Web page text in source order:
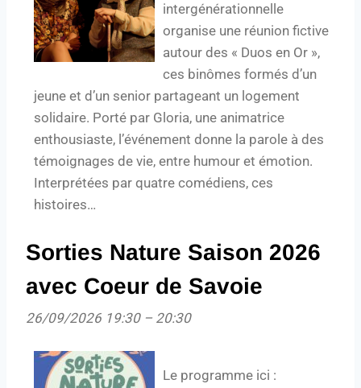
intergénérationnelle
organise une réunion fictive
autour des « Duos en Or »,
ces binômes formés d’un
jeune et d’un senior partageant un logement
solidaire. Porté par Gloria, une animatrice
enthousiaste, l’événement donne la parole à des
témoignages de vie, entre humour et émotion.
Interprétées par quatre comédiens, ces
histoires…
Sorties Nature Saison 2026
avec Coeur de Savoie
26/09/2026 19:30– 20:30
Le programme ici :